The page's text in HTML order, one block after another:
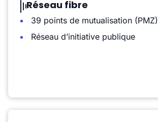
Réseau fibre
39 points de mutualisation (PMZ)
Réseau d’initiative publique